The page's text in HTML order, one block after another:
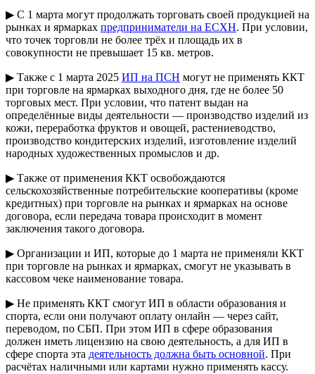
▶ С 1 марта могут продолжать торговать своей продукцией на
рынках и ярмарках предприниматели на ЕСХН. При условии,
что точек торговли не более трёх и площадь их в
совокупности не превышает 15 кв. метров.
▶ Также с 1 марта 2025 ИП на ПСН могут не применять ККТ
при торговле на ярмарках выходного дня, где не более 50
торговых мест. При условии, что патент выдан на
определённые виды деятельности — производство изделий из
кожи, переработка фруктов и овощей, растениеводство,
производство кондитерских изделий, изготовление изделий
народных художественных промыслов и др.
▶ Также от применения ККТ освобождаются
сельскохозяйственные потребительские кооперативы (кроме
кредитных) при торговле на рынках и ярмарках на основе
договора, если передача товара происходит в момент
заключения такого договора.
▶ Организации и ИП, которые до 1 марта не применяли ККТ
при торговле на рынках и ярмарках, смогут не указывать в
кассовом чеке наименование товара.
▶ Не применять ККТ смогут ИП в области образования и
спорта, если они получают оплату онлайн — через сайт,
переводом, по СБП. При этом ИП в сфере образования
должен иметь лицензию на свою деятельность, а для ИП в
сфере спорта эта деятельность должна быть основной. При
расчётах наличными или картами нужно применять кассу.